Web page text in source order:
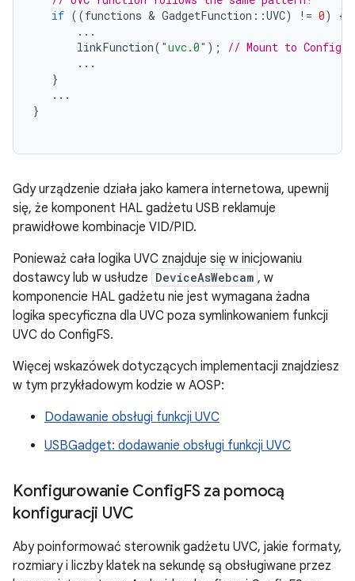
if ((functions & GadgetFunction ::UVC) != 0)
{
...
linkFunction( "uvc.0" );
// Mount to ConfigFS
...
}
...
}
Gdy urządzenie działa jako kamera internetowa, upewnij
się, że komponent HAL gadżetu USB reklamuje
prawidłowe kombinacje VID/PID.
Ponieważ cała logika UVC znajduje się w inicjowaniu
dostawcy lub w usłudze DeviceAsWebcam , w
komponencie HAL gadżetu nie jest wymagana żadna
logika specyficzna dla UVC poza symlinkowaniem funkcji
UVC do ConfigFS.
Więcej wskazówek dotyczących implementacji znajdziesz
w tym przykładowym kodzie w AOSP:
Dodawanie obsługi funkcji UVC
USBGadget: dodawanie obsługi funkcji UVC
Konfigurowanie ConfigFS za pomocą
konfiguracji UVC
Aby poinformować sterownik gadżetu UVC, jakie formaty,
rozmiary i liczby klatek na sekundę są obsługiwane przez